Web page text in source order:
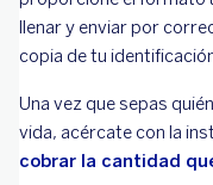
llenar y enviar por
copia de tu
Una vez que sepas
vida, acércate con la
cobrar la cantidad